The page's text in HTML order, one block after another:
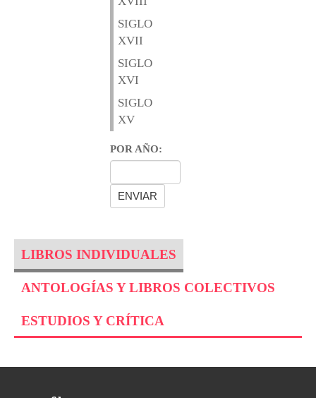
SIGLO
XVII
SIGLO
XVI
SIGLO
XV
POR AÑO:
LIBROS INDIVIDUALES
ANTOLOGÍAS Y LIBROS COLECTIVOS
ESTUDIOS Y CRÍTICA